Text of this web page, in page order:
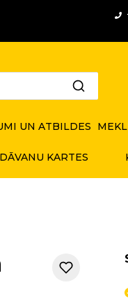
UN ATBILDES
DĀVANU KARTES